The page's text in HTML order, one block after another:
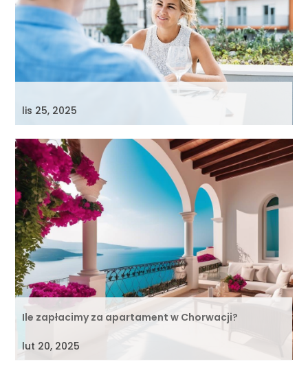
lis 25, 2025
Ile zapłacimy za apartament w Chorwacji?
lut 20, 2025